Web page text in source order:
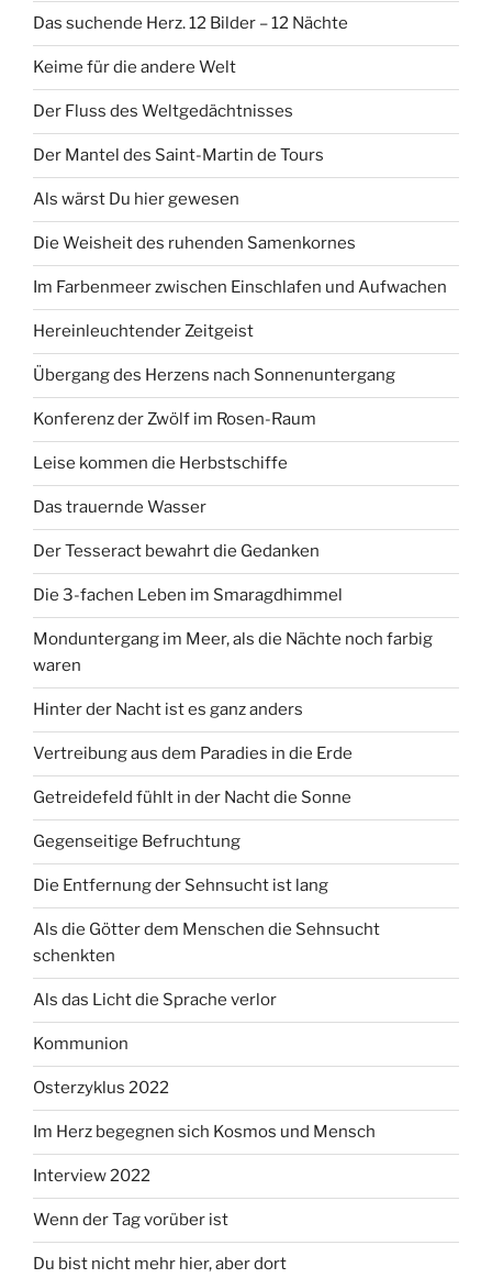
Das suchende Herz. 12 Bilder – 12 Nächte
Keime für die andere Welt
Der Fluss des Weltgedächtnisses
Der Mantel des Saint-Martin de Tours
Als wärst Du hier gewesen
Die Weisheit des ruhenden Samenkornes
Im Farbenmeer zwischen Einschlafen und Aufwachen
Hereinleuchtender Zeitgeist
Übergang des Herzens nach Sonnenuntergang
Konferenz der Zwölf im Rosen-Raum
Leise kommen die Herbstschiffe
Das trauernde Wasser
Der Tesseract bewahrt die Gedanken
Die 3-fachen Leben im Smaragdhimmel
Monduntergang im Meer, als die Nächte noch farbig
waren
Hinter der Nacht ist es ganz anders
Vertreibung aus dem Paradies in die Erde
Getreidefeld fühlt in der Nacht die Sonne
Gegenseitige Befruchtung
Die Entfernung der Sehnsucht ist lang
Als die Götter dem Menschen die Sehnsucht
schenkten
Als das Licht die Sprache verlor
Kommunion
Osterzyklus 2022
Im Herz begegnen sich Kosmos und Mensch
Interview 2022
Wenn der Tag vorüber ist
Du bist nicht mehr hier, aber dort